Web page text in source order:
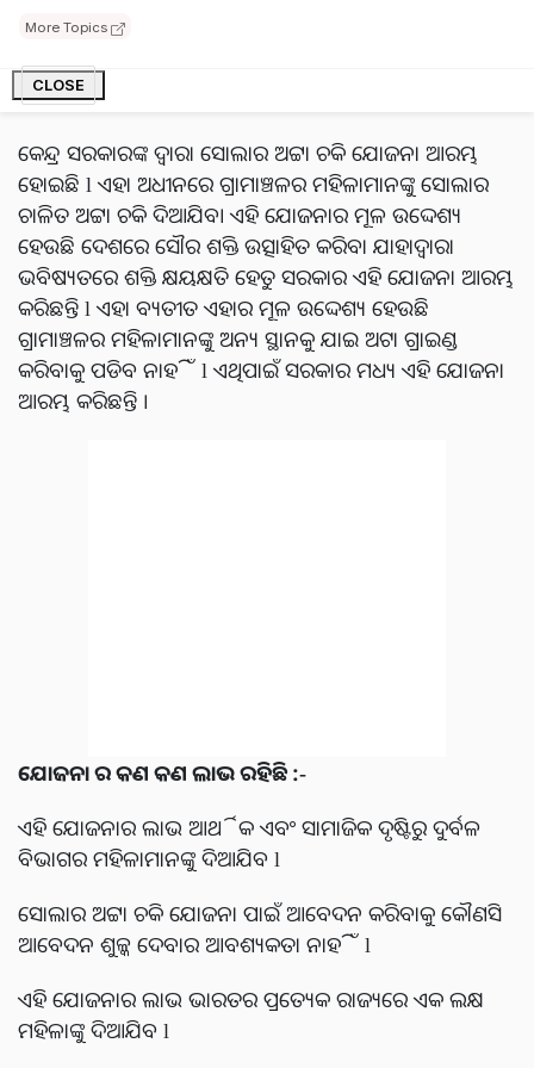
More Topics
CLOSE
ପେଶିପାରିବେ ଯାହା ତାଙ୍କୁ ରୋଜଗାର ପ୍ରଦାନ କରିବ l
ସୋଲାର ଅଟ୍ଟା ଚକି ଯୋଜନା କ’ଣ ?
କେନ୍ଦ୍ର ସରକାରଙ୍କ ଦ୍ୱାରା ସୋଲାର ଅଟ୍ଟା ଚକି ଯୋଜନା ଆରମ୍ଭ
ହୋଇଛି l ଏହା ଅଧୀନରେ ଗ୍ରାମାଞ୍ଚଳର ମହିଳାମାନଙ୍କୁ ସୋଲାର
ଚାଳିତ ଅଟ୍ଟା ଚକି ଦିଆଯିବ। ଏହି ଯୋଜନାର ମୂଳ ଉଦ୍ଦେଶ୍ୟ
ହେଉଛି ଦେଶରେ ସୌର ଶକ୍ତି ଉତ୍ସାହିତ କରିବା ଯାହାଦ୍ୱାରା
ଭବିଷ୍ୟତରେ ଶକ୍ତି କ୍ଷୟକ୍ଷତି ହେତୁ ସରକାର ଏହି ଯୋଜନା ଆରମ୍ଭ
କରିଛନ୍ତି l ଏହା ବ୍ୟତୀତ ଏହାର ମୂଳ ଉଦ୍ଦେଶ୍ୟ ହେଉଛି
ଗ୍ରାମାଞ୍ଚଳର ମହିଳାମାନଙ୍କୁ ଅନ୍ୟ ସ୍ଥାନକୁ ଯାଇ ଅଟା ଗ୍ରାଇଣ୍ଡ
କରିବାକୁ ପଡିବ ନାହିଁ l ଏଥିପାଇଁ ସରକାର ମଧ୍ୟ ଏହି ଯୋଜନା
ଆରମ୍ଭ କରିଛନ୍ତି ।
ଯୋଜନା ର କଣ କଣ ଲାଭ ରହିଛି :-
ଏହି ଯୋଜନାର ଲାଭ ଆର୍ଥିକ ଏବଂ ସାମାଜିକ ଦୃଷ୍ଟିରୁ ଦୁର୍ବଳ
ବିଭାଗର ମହିଳାମାନଙ୍କୁ ଦିଆଯିବ l
ସୋଲାର ଅଟ୍ଟା ଚକି ଯୋଜନା ପାଇଁ ଆବେଦନ କରିବାକୁ କୌଣସି
ଆବେଦନ ଶୁଳ୍କ ଦେବାର ଆବଶ୍ୟକତା ନାହିଁ l
ଏହି ଯୋଜନାର ଲାଭ ଭାରତର ପ୍ରତ୍ୟେକ ରାଜ୍ୟରେ ଏକ ଲକ୍ଷ
ମହିଳାଙ୍କୁ ଦିଆଯିବ l